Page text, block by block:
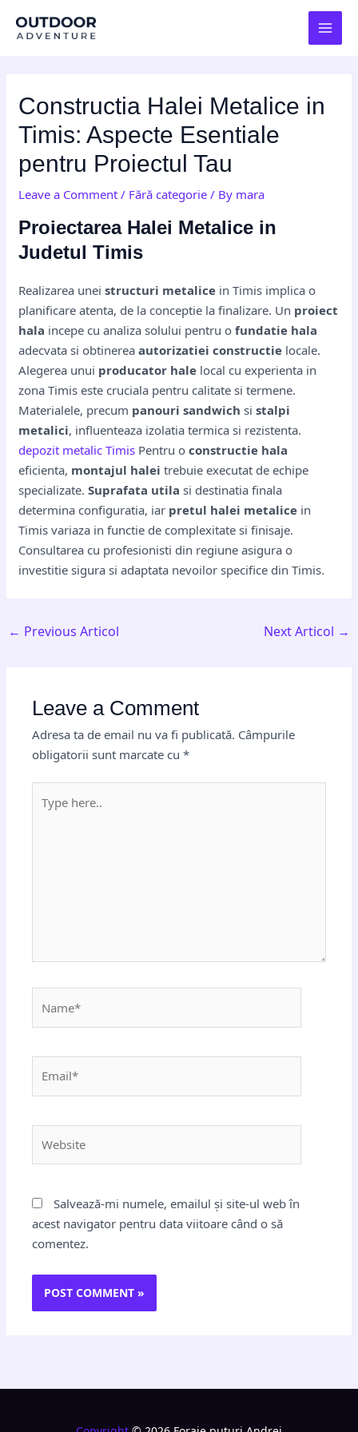
Constructia Halei Metalice in
Timis: Aspecte Esentiale
pentru Proiectul Tau
Leave a Comment / Fără categorie / By mara
Proiectarea Halei Metalice in
Judetul Timis
Realizarea uneistructuri metalice in Timis implica o
planificare atenta, de la conceptie la finalizare. Un proiect
hala incepe cu analiza solului pentru ofundatie hala
adecvata si obtinereaautorizatiei constructie locale.
Alegerea unui producator hale local cu experienta in
zona Timis este cruciala pentru calitate si termene.
Materialele, precum panouri sandwich sistalpi
metalici, influenteaza izolatia termica si rezistenta.
depozit metalic Timis Pentru oconstructie hala
eficienta, montajul halei trebuie executat de echipe
specializate.Suprafata utila si destinatia finala
determina configuratia, iar pretul halei metalice in
Timis variaza in functie de complexitate si finisaje.
Consultarea cu profesionisti din regiune asigura o
investitie sigura si adaptata nevoilor specifice din Timis.
navigation
← Previous Articol Next Articol →
Leave a Comment
Adresa ta de email nu va fi publicată. Câmpurile
obligatorii sunt marcate cu*
here..
Salvează-mi numele, emailul și site-ul web în
acest navigator pentru data viitoare când o să
comentez.